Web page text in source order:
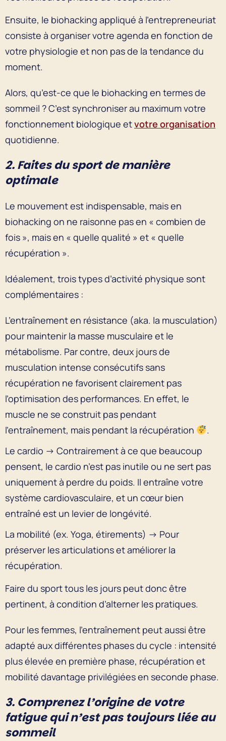
Ensuite, le biohacking appliqué à l’entrepreneuriat
consiste à organiser votre agenda en fonction de
votre physiologie et non pas de la tendance du
moment.
Alors, qu’est-ce que le biohacking en termes de
sommeil ? C’est synchroniser au maximum votre
fonctionnement biologique etvotre organisation
quotidienne.
2. Faites du sport de manière
optimale
Le mouvement est indispensable, mais en
biohacking on ne raisonne pas en « combien de
fois », mais en « quelle qualité » et « quelle
récupération ».
Idéalement, trois types d’activité physique sont
complémentaires :
L’entraînement en résistance (aka. la musculation)
pour maintenir la masse musculaire et le
métabolisme. Par contre, deux jours de
musculation intense consécutifs sans
récupération ne favorisent clairement pas
l’optimisation des performances. En effet, le
muscle ne se construit pas pendant
l’entraînement, mais pendant la récupération
.
Le cardio → Contrairement à ce que beaucoup
pensent, le cardio n’est pas inutile ou ne sert pas
uniquement à perdre du poids. Il entraîne votre
système cardiovasculaire, et un cœur bien
entraîné est un levier de longévité.
La mobilité (ex. Yoga, étirements) → Pour
préserver les articulations et améliorer la
récupération.
Faire du sport tous les jours peut donc être
pertinent, à condition d’alterner les pratiques.
Pour les femmes, l’entraînement peut aussi être
adapté aux différentes phases du cycle : intensité
plus élevée en première phase, récupération et
mobilité davantage privilégiées en seconde phase.
3. Comprenez l’origine de votre
fatigue qui n’est pas toujours liée au
sommeil